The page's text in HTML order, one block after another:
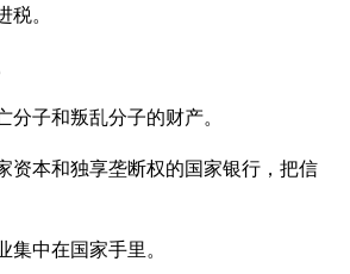
税。
分子和叛乱分子的财产。
资本和独享垄断权的国家银行，把信
集中在国家手里。